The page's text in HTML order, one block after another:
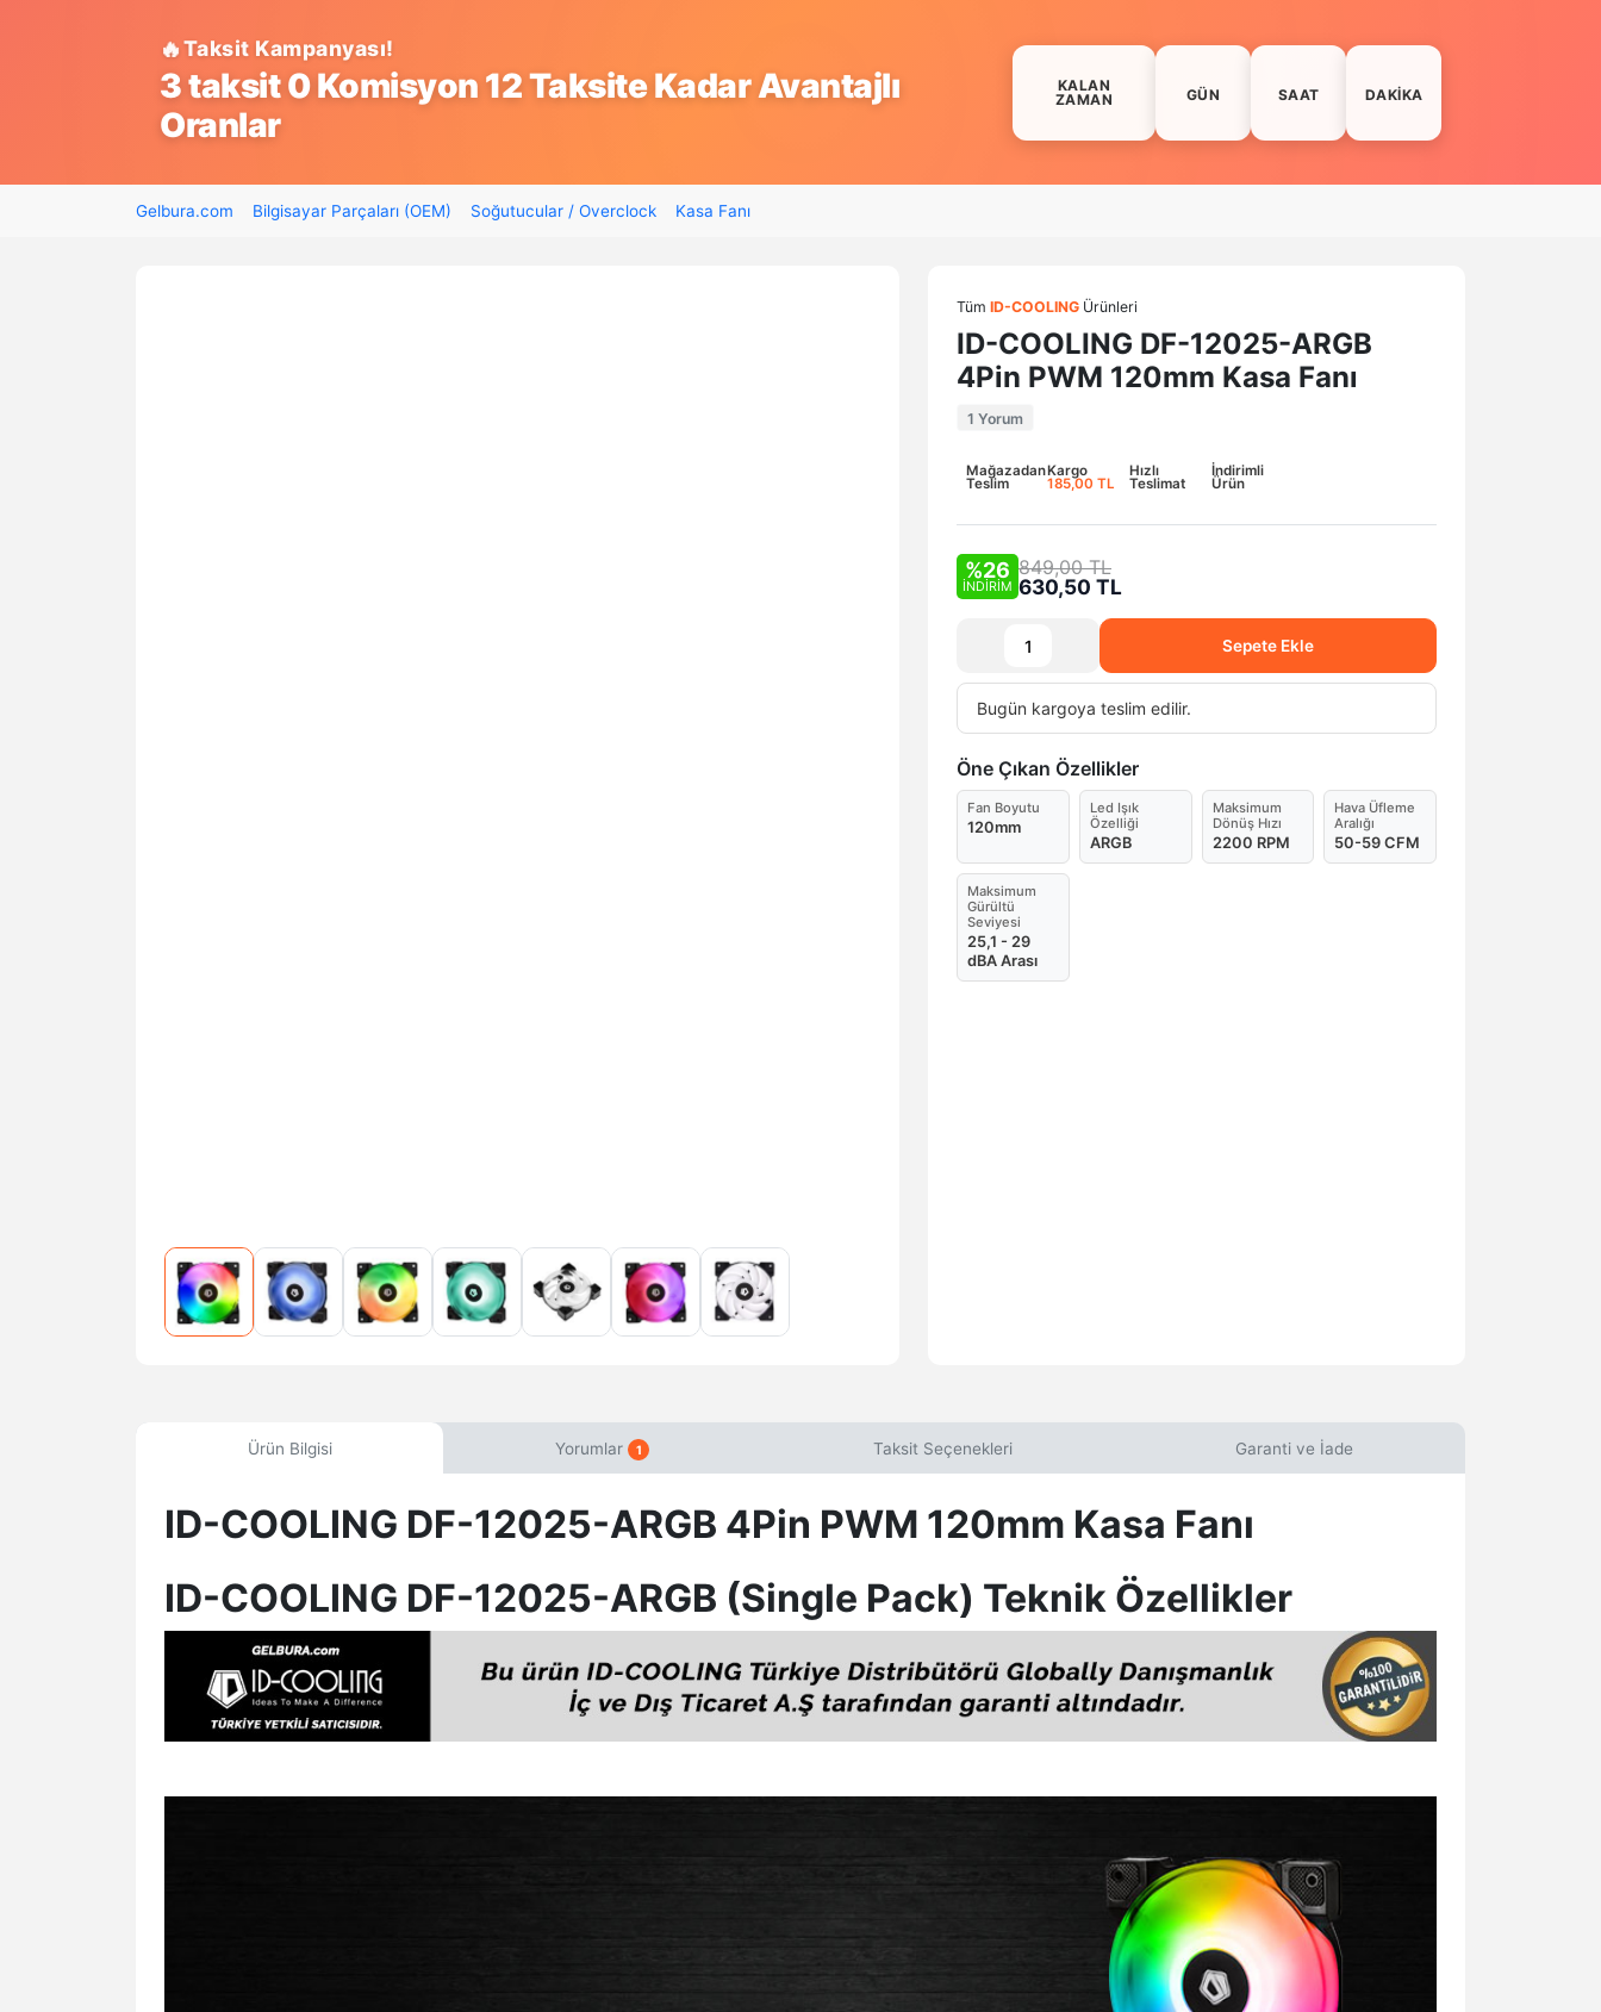
Taksit Kampanyası!
3 taksit 0 Komisyon 12 Taksite Kadar Avantajlı
Oranlar
KALAN
ZAMAN
GÜN SAAT DAKIKA
Gelbura.com Bilgisayar Parçaları (OEM) Soğutucular / Overclock Kasa Fanı
Tüm ID-COOLING Ürünleri
ID-COOLING DF-12025-ARGB
4Pin PWM 120mm Kasa Fanı
1 Yorum
Mağazadan
Teslim
Kargo
185,00 TL
Hızlı
Teslimat
İndirimli
Ürün
%26
İNDİRİM
849,00 TL
630,50 TL
Sepete Ekle
Bugün kargoya teslim edilir.
Öne Çıkan Özellikler
Fan Boyutu
120mm
Led Işık
Özelliği
ARGB
Maksimum
Dönüş Hızı
2200 RPM
Hava Üfleme
Aralığı
50-59 CFM
Maksimum
Gürültü
Seviyesi
25,1 - 29
dBA Arası
Ürün Bilgisi Yorumlar 1 Taksit Seçenekleri Garanti ve İade
ID-COOLING DF-12025-ARGB 4Pin PWM 120mm Kasa Fanı
ID-COOLING DF-12025-ARGB (Single Pack) Teknik Özellikler